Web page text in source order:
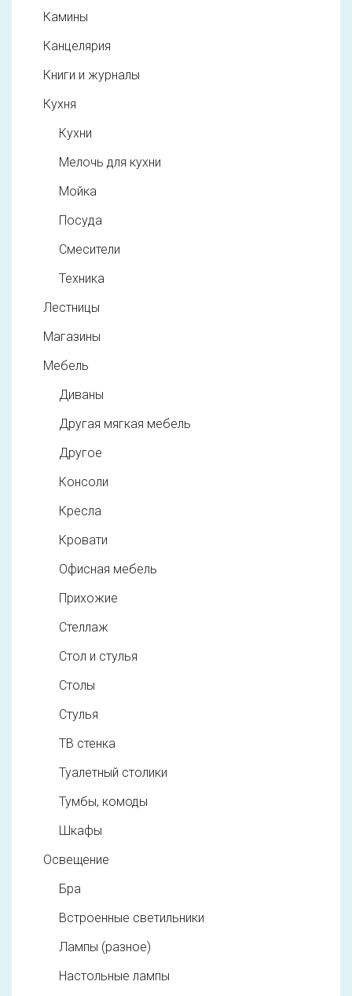
Камины
Канцелярия
Книги и журналы
Кухня
Кухни
Мелочь для кухни
Мойка
Посуда
Смесители
Техника
Лестницы
Магазины
Мебель
Диваны
Другая мягкая мебель
Другое
Консоли
Кресла
Кровати
Офисная мебель
Прихожие
Стеллаж
Стол и стулья
Столы
Стулья
ТВ стенка
Туалетный столики
Тумбы, комоды
Шкафы
Освещение
Бра
Встроенные светильники
Лампы (разное)
Настольные лампы